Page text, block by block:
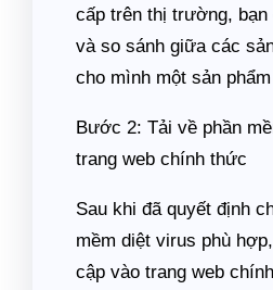
cấp trên thị trường,
và so sánh giữa các
cho mình một sản
Bước 2: Tải về phần
trang web chính thức
Sau khi đã quyết định
mềm diệt virus phù
cập vào trang web